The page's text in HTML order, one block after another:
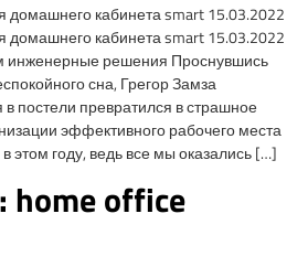
кабинета smart 15.03.2022
кабинета smart 15.03.2022
инженерные решения Проснувшись
сна, Грегор Замза
постели превратился в страшное
эффективного рабочего места
этом году, ведь все мы оказались […]
home office